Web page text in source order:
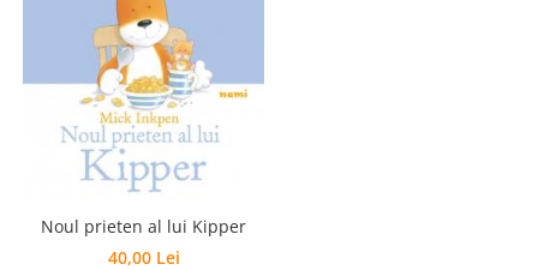
Editura Sophia
Editura Usborne
Editura Vellant
Editura Verba
Noul prieten al lui Kipper
40,00 Lei